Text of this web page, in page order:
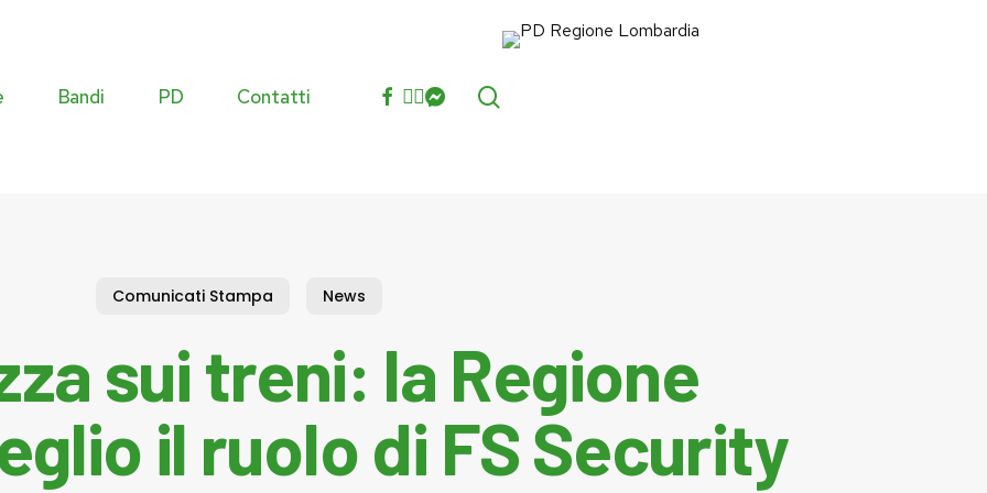
Agenda istituzionale
Bandi PD Contatti facebook
youtube
instagram
messenger
Comunicati Stampa News
sui treni: la Regione
il ruolo di FS Security